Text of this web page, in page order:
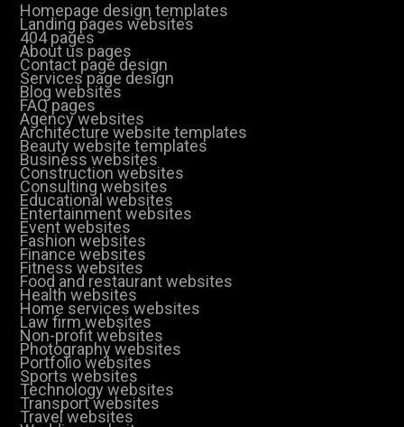
Homepage design templates
Landing pages websites
404 pages
About us pages
Contact page design
Services page design
Blog websites
FAQ pages
Agency websites
Architecture website templates
Beauty website templates
Business websites
Construction websites
Consulting websites
Educational websites
Entertainment websites
Event websites
Fashion websites
Finance websites
Fitness websites
Food and restaurant websites
Health websites
Home services websites
Law firm websites
Non-profit websites
Photography websites
Portfolio websites
Sports websites
Technology websites
Transport websites
Travel websites